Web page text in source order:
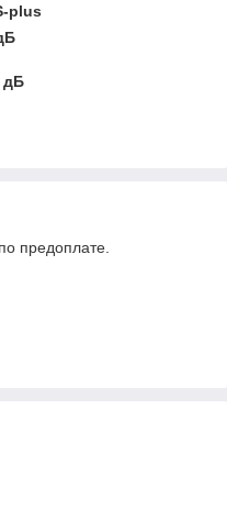
plus
дБ
предоплате.